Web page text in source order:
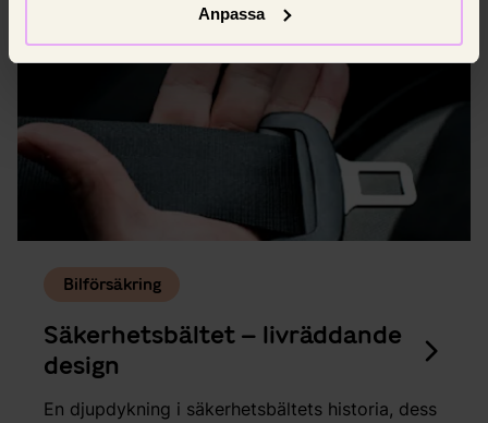
Anpassa
Bilförsäkring
Säkerhetsbältet – livräddande
design
En djupdykning i säkerhetsbältets historia, dess